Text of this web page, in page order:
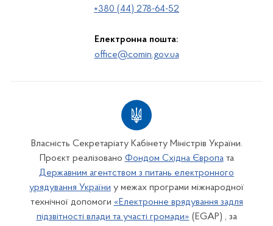
+380 (44) 278-64-52
Електронна пошта:
office@comin.gov.ua
Власність Секретаріату Кабінету Міністрів України.
Проєкт реалізовано Фондом Східна Європата
Державним агентством з питань електронного
урядування України у межах програми міжнародної
технічної допомоги «Електронне врядування задля
підзвітності влади та участі громади» (EGAP) , за